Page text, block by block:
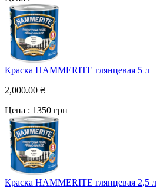
Краска HAMMERITE глянцевая 5 л
2,000.00 ₴
Цена : 1350 грн
Краска HAMMERITE глянцевая 2,5 л